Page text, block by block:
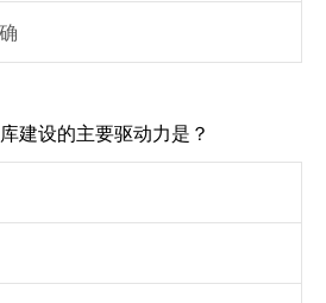
建设的主要驱动力是？